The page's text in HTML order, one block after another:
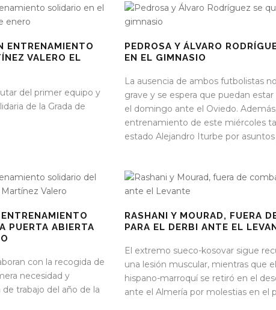
ENTRENAMIENTO
VALERO EL
del primer equipo y
de la Grada de
PEDROSA Y ÁLVARO
EN EL GIMNASIO
La ausencia de ambos futbolistas
grave y se espera que puedan estar
el domingo ante el Oviedo.
entrenamiento de este miércoles
estado Alejandro Iturbe por
PUERTA ABIERTA
con la recogida de
necesidad y
trabajo del año de la
RASHANI Y MOURAD, FUERA
PARA EL DERBI ANTE EL
El extremo sueco-kosovar sigue
una lesión muscular, mientras que
hispano-marroquí se retiró en el
ante el Almería por molestias en el